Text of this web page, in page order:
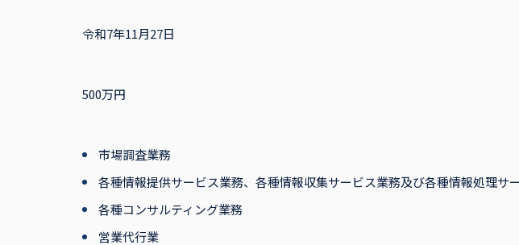
令和7年11月27日
500万円
市場調査業務
各種情報提供サービス業務、各種情報収集サービス業務及び各種情報処理サ
各種コンサルティング業務
営業代行業